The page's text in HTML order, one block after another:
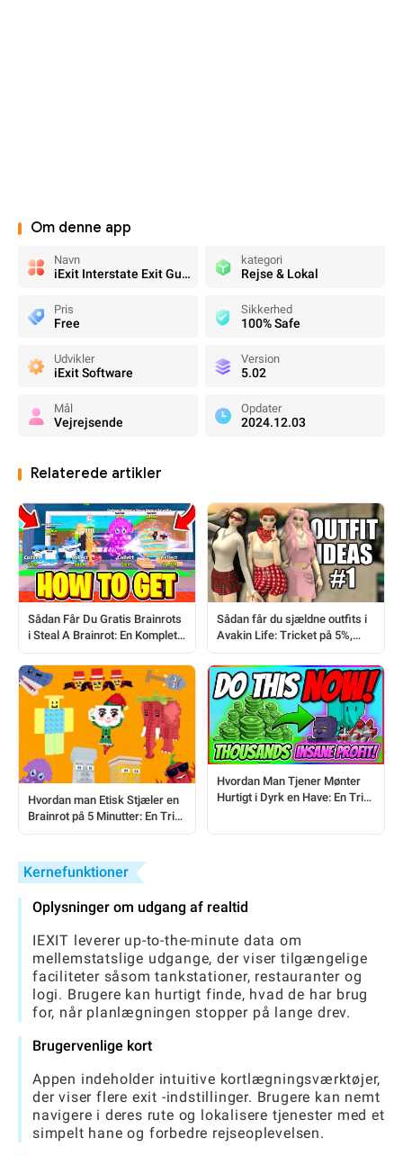
Om denne app
Navn
iExit Interstate Exit Guide
kategori
Rejse & Lokal
Pris
Free
Sikkerhed
100% Safe
Udvikler
iExit Software
Version
5.02
Mål
Vejrejsende
Opdater
2024.12.03
Relaterede artikler
Sådan Får Du Gratis Brainrots
i Steal A Brainrot: En Komplet
Sådan får du sjældne outfits i
Avakin Life: Tricket på 5%,
Hvordan man Etisk Stjæler en
Brainrot på 5 Minutter: En Trin-
Hvordan Man Tjener Mønter
Hurtigt i Dyrk en Have: En Trin-
Kernefunktioner
Oplysninger om udgang af realtid
IEXIT leverer up-to-the-minute data om
mellemstatslige udgange, der viser tilgængelige
faciliteter såsom tankstationer, restauranter og
logi. Brugere kan hurtigt finde, hvad de har brug
for, når planlægningen stopper på lange drev.
Brugervenlige kort
Appen indeholder intuitive kortlægningsværktøjer,
der viser flere exit -indstillinger. Brugere kan nemt
navigere i deres rute og lokalisere tjenester med et
simpelt hane og forbedre rejseoplevelsen.